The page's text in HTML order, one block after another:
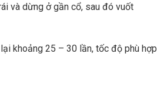
và dừng ở gần cổ, sau đó vuốt
khoảng 25 – 30 lần, tốc độ phù hợp